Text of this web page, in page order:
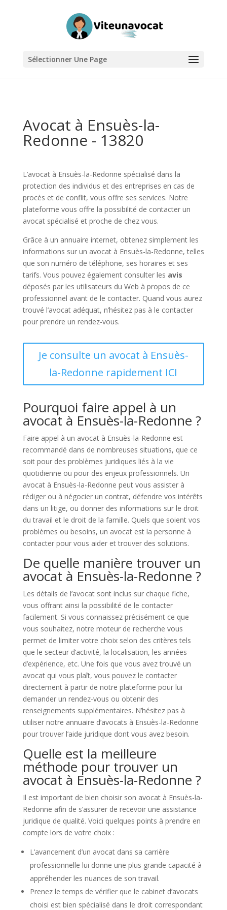
Sélectionner Une Page
Avocat à Ensuès-la-
Redonne - 13820
L’avocat à Ensuès-la-Redonne spécialisé dans la
protection des individus et des entreprises en cas de
procès et de conflit, vous offre ses services. Notre
plateforme vous offre la possibilité de contacter un
avocat spécialisé et proche de chez vous.
Grâce à un annuaire internet, obtenez simplement les
informations sur un avocat à Ensuès-la-Redonne, telles
que son numéro de téléphone, ses horaires et ses
tarifs. Vous pouvez également consulter les avis
déposés par les utilisateurs du Web à propos de ce
professionnel avant de le contacter. Quand vous aurez
trouvé l’avocat adéquat, n’hésitez pas à le contacter
pour prendre un rendez-vous.
Je consulte un avocat à Ensuès-
la-Redonne rapidement ICI
Pourquoi faire appel à un
avocat à Ensuès-la-Redonne ?
Faire appel à un avocat à Ensuès-la-Redonne est
recommandé dans de nombreuses situations, que ce
soit pour des problèmes juridiques liés à la vie
quotidienne ou pour des enjeux professionnels. Un
avocat à Ensuès-la-Redonne peut vous assister à
rédiger ou à négocier un contrat, défendre vos intérêts
dans un litige, ou donner des informations sur le droit
du travail et le droit de la famille. Quels que soient vos
problèmes ou besoins, un avocat est la personne à
contacter pour vous aider et trouver des solutions.
De quelle manière trouver un
avocat à Ensuès-la-Redonne ?
Les détails de l’avocat sont inclus sur chaque fiche,
vous offrant ainsi la possibilité de le contacter
facilement. Si vous connaissez précisément ce que
vous souhaitez, notre moteur de recherche vous
permet de limiter votre choix selon des critères tels
que le secteur d’activité, la localisation, les années
d’expérience, etc. Une fois que vous avez trouvé un
avocat qui vous plaît, vous pouvez le contacter
directement à partir de notre plateforme pour lui
demander un rendez-vous ou obtenir des
renseignements supplémentaires. N’hésitez pas à
utiliser notre annuaire d’avocats à Ensuès-la-Redonne
pour trouver l’aide juridique dont vous avez besoin.
Quelle est la meilleure
méthode pour trouver un
avocat à Ensuès-la-Redonne ?
Il est important de bien choisir son avocat à Ensuès-la-
Redonne afin de s’assurer de recevoir une assistance
juridique de qualité. Voici quelques points à prendre en
compte lors de votre choix :
L’avancement d’un avocat dans sa carrière
professionnelle lui donne une plus grande capacité à
appréhender les nuances de son travail.
Prenez le temps de vérifier que le cabinet d’avocats
choisi est bien spécialisé dans le droit correspondant